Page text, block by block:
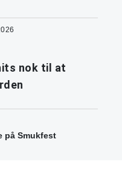
nok til at
på Smukfest